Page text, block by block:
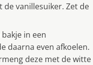
de vanillesuiker. Zet de
in een
daarna even afkoelen.
deze met de witte